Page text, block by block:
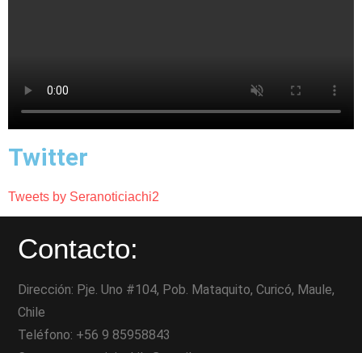
Twitter
Tweets by Seranoticiachi2
Contacto:
Dirección: Pje. Uno #104, Pob. Mataquito, Curicó, Maule,
Chile
Teléfono: +56 9 85958843